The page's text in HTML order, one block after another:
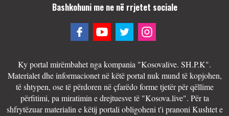
Bashkohuni me ne në rrjetet sociale
Ky portal mirëmbahet nga kompania "Kosovalive. SH.P.K".
Materialet dhe informacionet në këtë portal nuk mund të kopjohen,
të shtypen, ose të përdoren në çfarëdo forme tjetër për qëllime
përfitimi, pa miratimin e drejtuesve të "Kosova.live". Për ta
shfrytëzuar materialin e këtij portali obligoheni t'i pranoni Kushtet e